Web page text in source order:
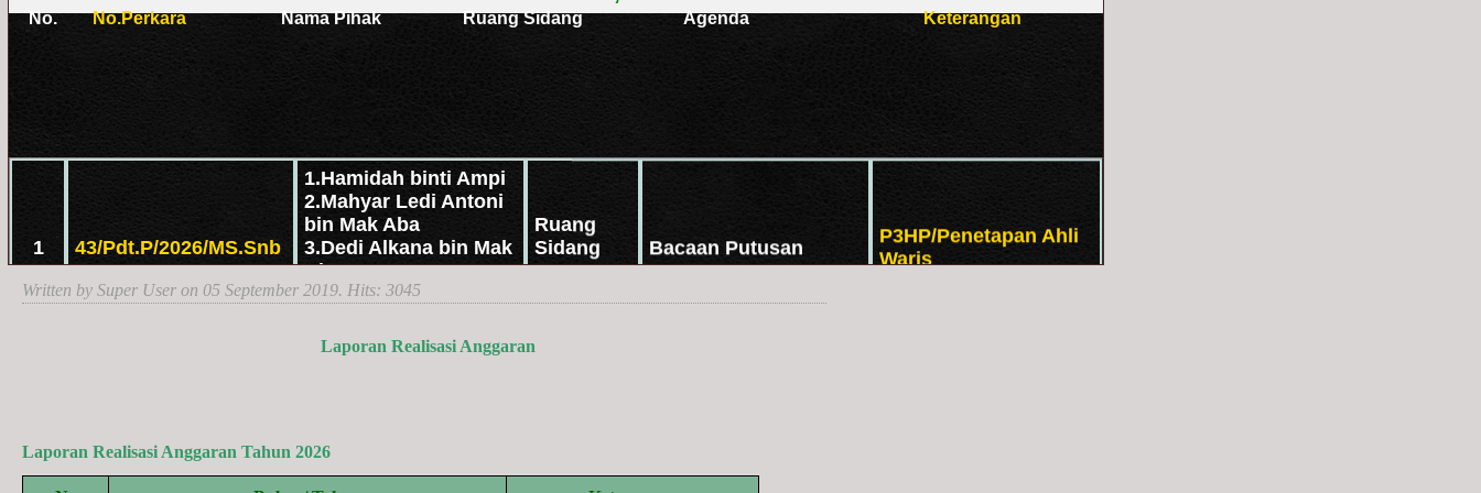
Written by Super User on 05 September 2019. Hits: 3045
Laporan Realisasi Anggaran
Laporan Realisasi Anggaran Tahun 2026